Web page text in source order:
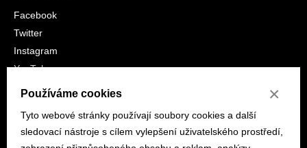
Facebook
Twitter
Instagram
YouTube
LinkedIn
Používáme cookies
Tyto webové stránky používají soubory cookies a další
sledovací nástroje s cílem vylepšení uživatelského prostředí,
×